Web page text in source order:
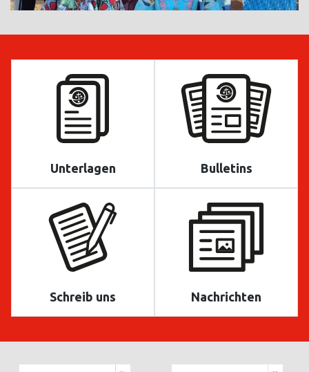
Unterlagen Bulletins
Schreib uns Nachrichten